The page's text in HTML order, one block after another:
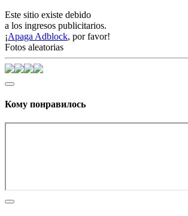
Este sitio existe debido
a los ingresos publicitarios.
¡Apaga Adblock, por favor!
Fotos aleatorias
Кому понравилось